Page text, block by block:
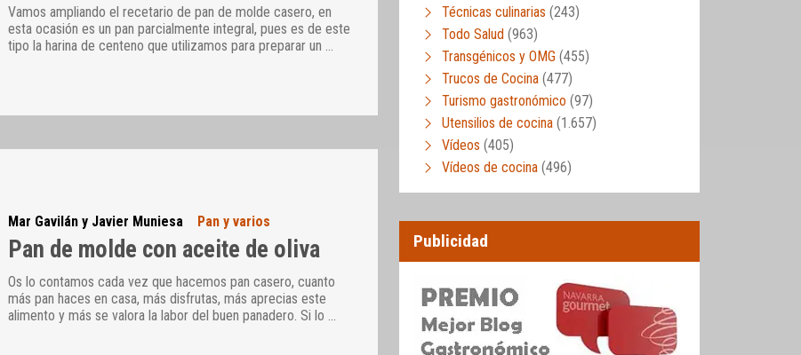
Vamos ampliando el recetario de pan de molde casero, en
esta ocasión es un pan parcialmente integral, pues es de este
tipo la harina de centeno que utilizamos para preparar un …
Mar Gavilán y Javier Muniesa Pan y varios
Pan de molde con aceite de oliva
Os lo contamos cada vez que hacemos pan casero, cuanto
más pan haces en casa, más disfrutas, más aprecias este
alimento y más se valora la labor del buen panadero. Si lo …
Técnicas culinarias (243)
Todo Salud (963)
Transgénicos y OMG (455)
Trucos de Cocina (477)
Turismo gastronómico (97)
Utensilios de cocina (1.657)
Vídeos (405)
Vídeos de cocina (496)
Publicidad